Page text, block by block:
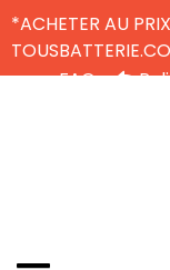
*ACHETER AU
FAQ